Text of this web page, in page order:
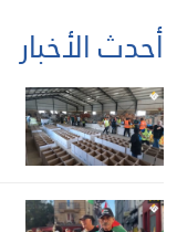
أحدث الأخبار